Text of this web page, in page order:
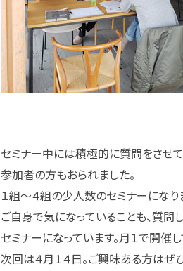
セミナー中には積極的に質問をさせ
参加者の方もおられました。
１組～４組の少人数のセミナーになり
ご自身で気になっていることも、質問
セミナーになっています。月１で開催し
次回は４月１４日。ご興味ある方はぜ